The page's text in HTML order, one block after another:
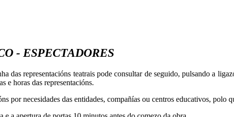
- ESPECTADORES
das representacións teatrais pode consultar de seguido, pulsando a
e horas das representacións.
por necesidades das entidades, compañías ou centros educativos, polo